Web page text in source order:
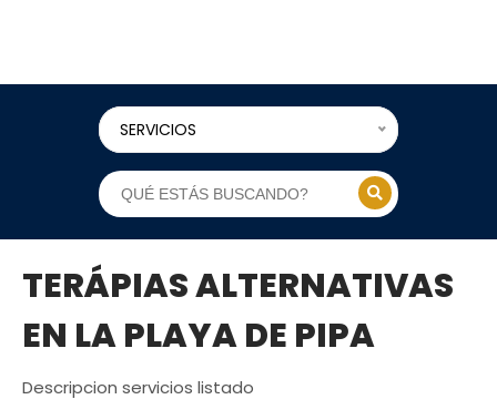
SERVICIOS
TERÁPIAS ALTERNATIVAS
EN LA PLAYA DE PIPA
Descripcion servicios listado